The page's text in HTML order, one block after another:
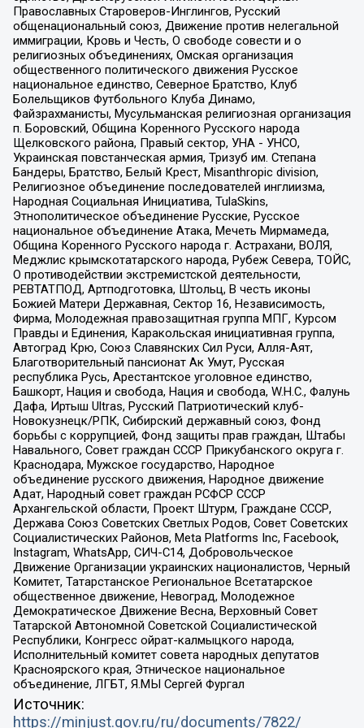
Православных Староверов-Инглингов, Русский
общенациональный союз, Движение против нелегальной
иммиграции, Кровь и Честь, О свободе совести и о
религиозных объединениях, Омская организация
общественного политического движения Русское
национальное единство, Северное Братство, Клуб
Болельщиков Футбольного Клуба Динамо,
Файзрахманисты, Мусульманская религиозная организация
п. Боровский, Община Коренного Русского народа
Щелковского района, Правый сектор, УНА - УНСО,
Украинская повстанческая армия, Тризуб им. Степана
Бандеры, Братство, Белый Крест, Misanthropic division,
Религиозное объединение последователей инглиизма,
Народная Социальная Инициатива, TulaSkins,
Этнополитическое объединение Русские, Русское
национальное объединение Атака, Мечеть Мирмамеда,
Община Коренного Русского народа г. Астрахани, ВОЛЯ,
Меджлис крымскотатарского народа, Рубеж Севера, ТОЙС,
О противодействии экстремистской деятельности,
РЕВТАТПОД, Артподготовка, Штольц, В честь иконы
Божией Матери Державная, Сектор 16, Независимость,
Фирма, Молодежная правозащитная группа МПГ, Курсом
Правды и Единения, Каракольская инициативная группа,
Автоград Крю, Союз Славянских Сил Руси, Алля-Аят,
Благотворительный пансионат Ак Умут, Русская
республика Русь, Арестантское уголовное единство,
Башкорт, Нация и свобода, Нация и свобода, W.H.С., Фалунь
Дафа, Иртыш Ultras, Русский Патриотический клуб-
Новокузнецк/РПК, Сибирский державный союз, Фонд
борьбы с коррупцией, Фонд защиты прав граждан, Штабы
Навального, Совет граждан СССР Прикубанского округа г.
Краснодара, Мужское государство, Народное
объединение русского движения, Народное движение
Адат, Народный совет граждан РСФСР СССР
Архангельской области, Проект Штурм, Граждане СССР,
Держава Союз Советских Светлых Родов, Совет Советских
Социалистических Районов, Meta Platforms Inc, Facebook,
Instagram, WhatsApp, СИЧ-С14, Добровольческое
Движение Организации украинских националистов, Черный
Комитет, Татарстанское Региональное Всетатарское
общественное движение, Невоград, Молодежное
Демократическое Движение Весна, Верховный Совет
Татарской Автономной Советской Социалистической
Республики, Конгресс ойрат-калмыцкого народа,
Исполнительный комитет совета народных депутатов
Красноярского края, Этническое национальное
объединение, ЛГБТ, Я.МЫ Сергей Фургал
Источник:
https://minjust.gov.ru/ru/documents/7822/